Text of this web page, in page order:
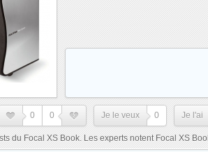
0 0 Je le veux 0 Je l'ai
du Focal XS Book. Les experts notent Focal XS